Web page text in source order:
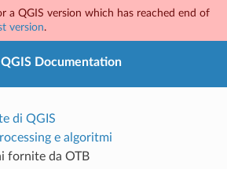
a QGIS version which has reached end of
version.
QGIS Documentation
di QGIS
e algoritmi
fornite da OTB